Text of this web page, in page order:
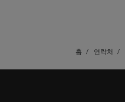
홈 연락처